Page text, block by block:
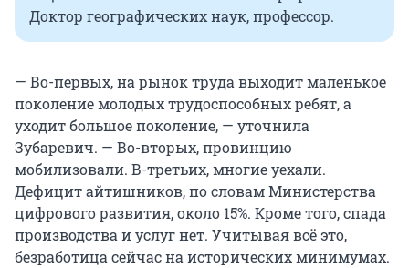
Доктор географических наук, профессор.
— Во-первых, на рынок труда выходит маленькое
поколение молодых трудоспособных ребят, а
уходит большое поколение, — уточнила
Зубаревич. — Во-вторых, провинцию
мобилизовали. В-третьих, многие уехали.
Дефицит айтишников, по словам Министерства
цифрового развития, около 15%. Кроме того, спада
производства и услуг нет. Учитывая всё это,
безработица сейчас на исторических минимумах.